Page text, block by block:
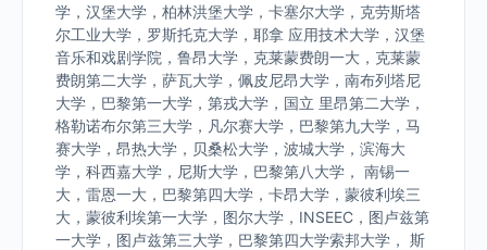
学，汉堡大学，柏林洪堡大学，卡塞尔大学，克劳斯塔
尔工业大学，罗斯托克大学，耶拿 应用技术大学，汉堡
音乐和戏剧学院，鲁昂大学，克莱蒙费朗一大，克莱蒙
费朗第二大学，萨瓦大学，佩皮尼昂大学，南布列塔尼
大学，巴黎第一大学，第戎大学，国立 里昂第二大学，
格勒诺布尔第三大学，凡尔赛大学，巴黎第九大学，马
赛大学，昂热大学，贝桑松大学，波城大学，滨海大
学，科西嘉大学，尼斯大学，巴黎第八大学， 南锡一
大，雷恩一大，巴黎第四大学，卡昂大学，蒙彼利埃三
大，蒙彼利埃第一大学，图尔大学，INSEEC，图卢兹第
一大学，图卢兹第三大学，巴黎第四大学索邦大学， 斯